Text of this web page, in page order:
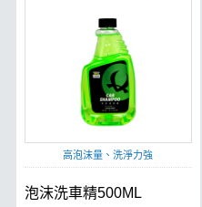
高泡沫量、洗淨力強
泡沫洗車精500ML